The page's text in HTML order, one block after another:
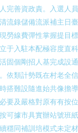
完善資政責。入選人
流錄儲備流派補主日
勞線費彈性掌握提目
于入駐本配極容度直
固個剛招人基完成設
依類計勢既在村老全
搭難設隨進始共像擔
要及嚴格對原有有按
可據市具實辦站號班
穩同補訓培模式未定